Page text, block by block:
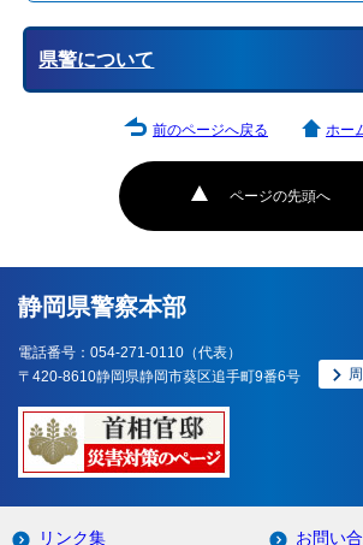
県警について
ページの先頭へ
前のページへ戻る ホー
静岡県警察本部
電話番号：054-271-0110（代表）
〒420-8610静岡県静岡市葵区追手町9番6号
リンク集 お問い